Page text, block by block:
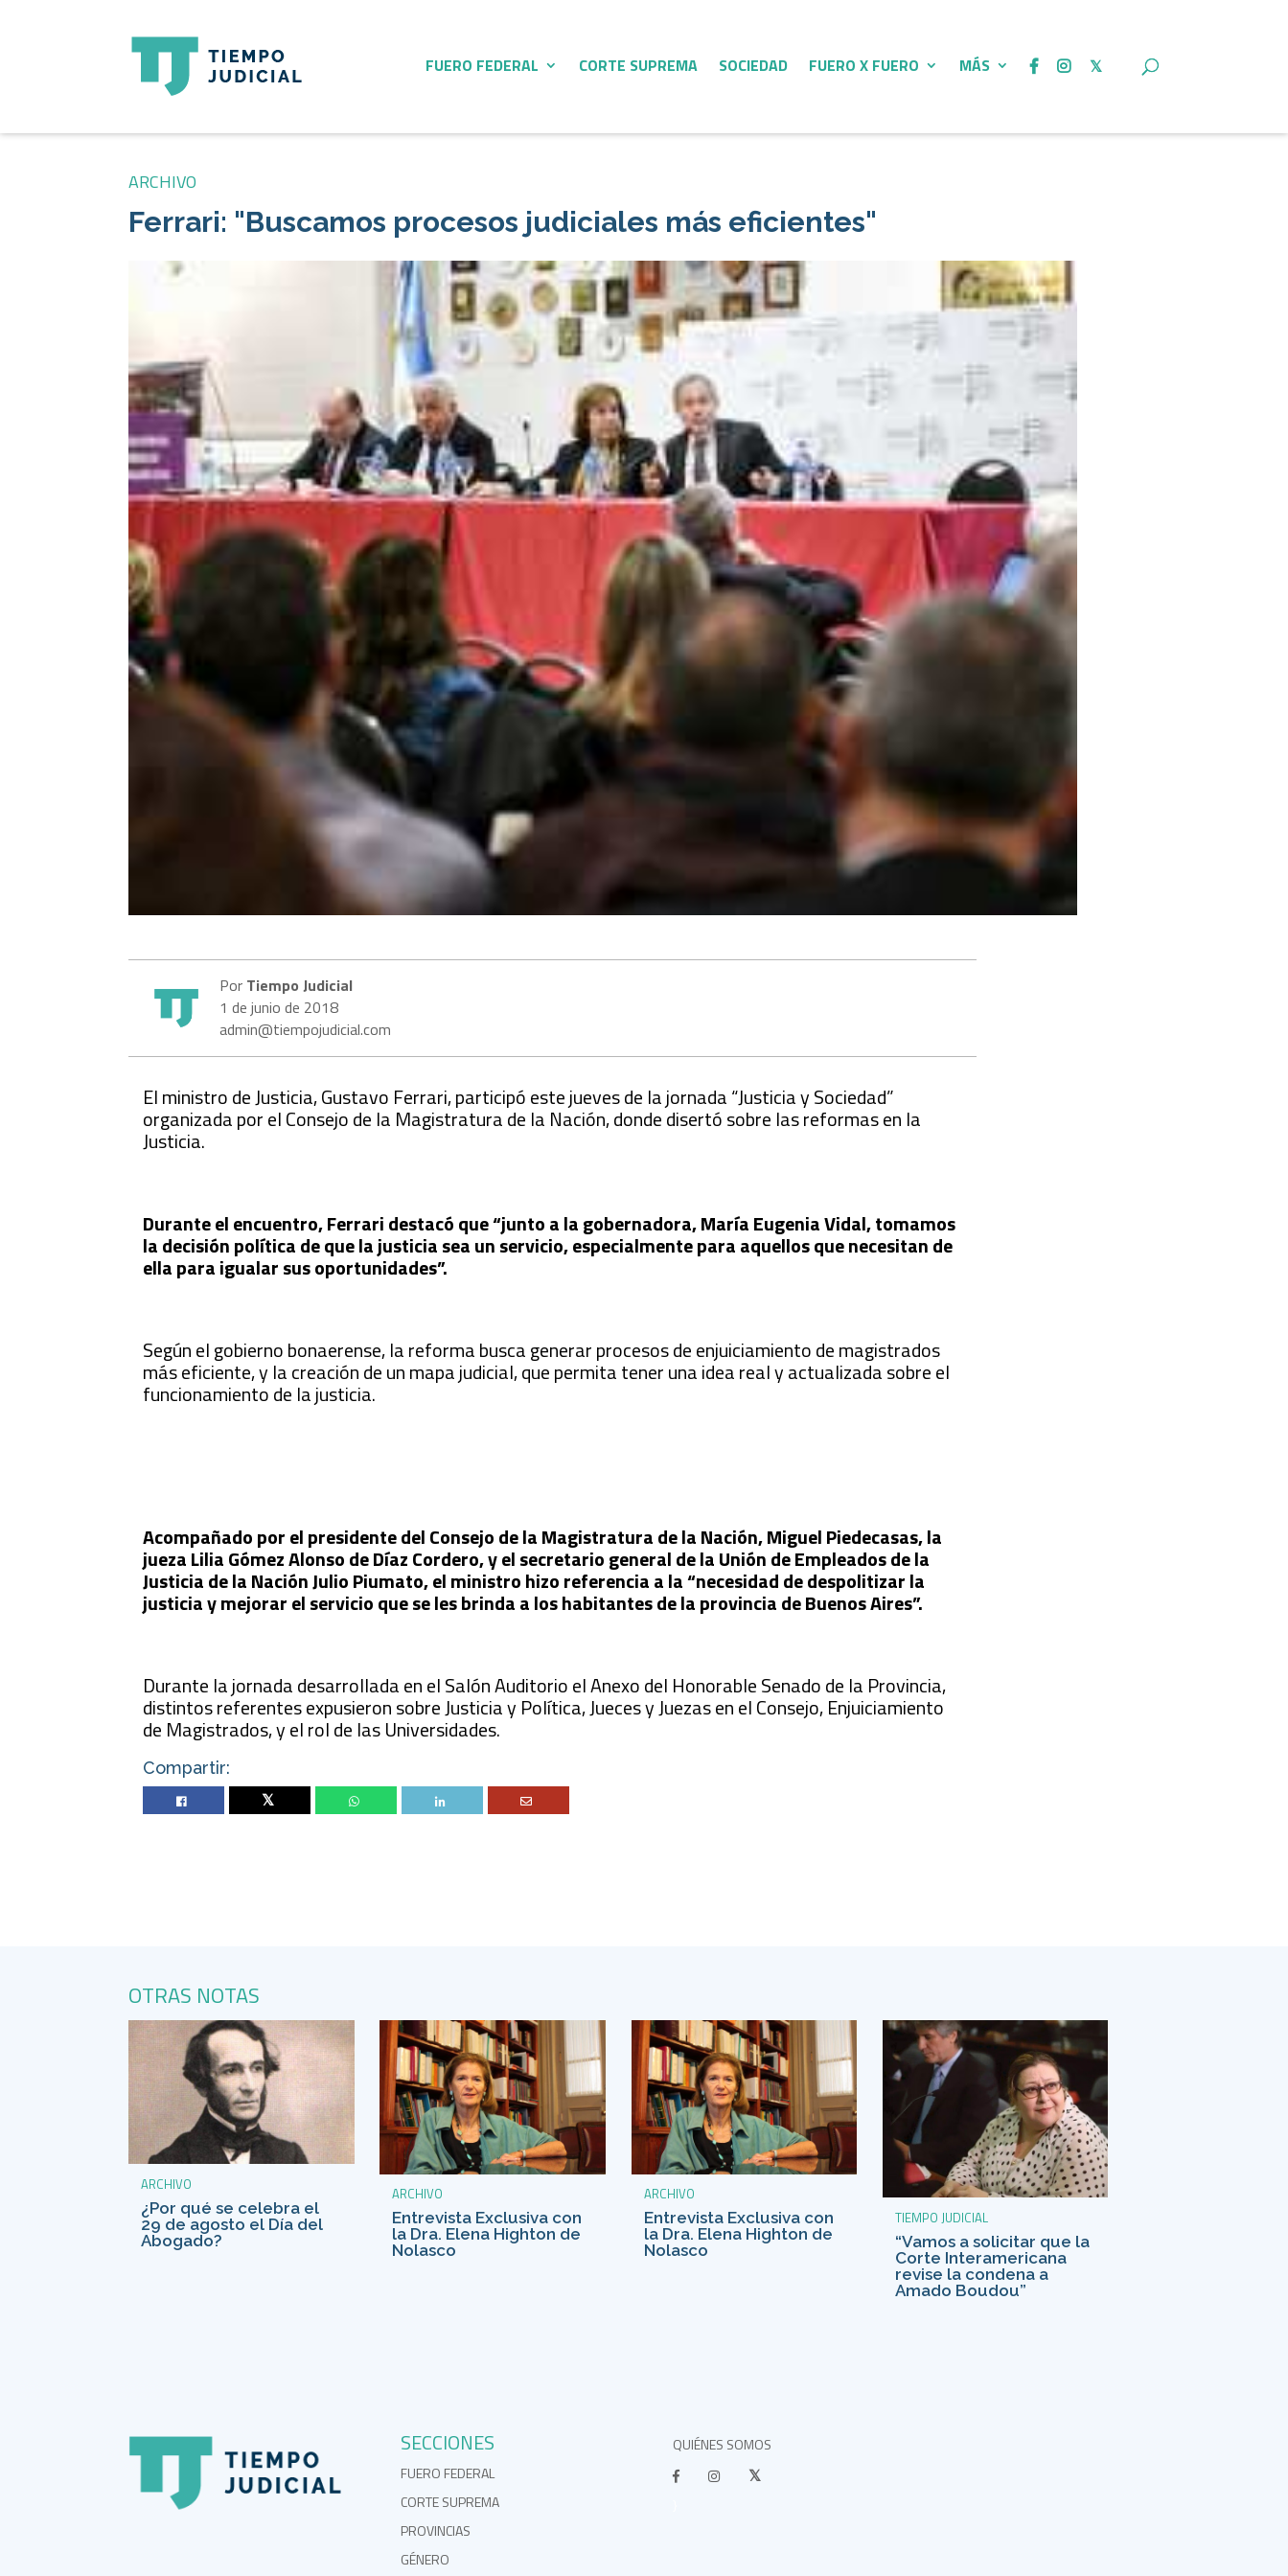
FUERO FEDERAL CORTE SUPREMA SOCIEDAD FUERO X FUERO MÁS
ARCHIVO
Ferrari: "Buscamos procesos judiciales más eficientes"
Por Tiempo Judicial
1 de junio de 2018
admin@tiempojudicial.com
El ministro de Justicia, Gustavo Ferrari, participó este jueves de la jornada “Justicia y Sociedad”
organizada por el Consejo de la Magistratura de la Nación, donde disertó sobre las reformas en la
Justicia.
Durante el encuentro, Ferrari destacó que “junto a la gobernadora, María Eugenia Vidal, tomamos
la decisión política de que la justicia sea un servicio, especialmente para aquellos que necesitan de
ella para igualar sus oportunidades”.
Según el gobierno bonaerense, la reforma busca generar procesos de enjuiciamiento de magistrados
más eficiente, y la creación de un mapa judicial, que permita tener una idea real y actualizada sobre el
funcionamiento de la justicia.
Acompañado por el presidente del Consejo de la Magistratura de la Nación, Miguel Piedecasas, la
jueza Lilia Gómez Alonso de Díaz Cordero, y el secretario general de la Unión de Empleados de la
Justicia de la Nación Julio Piumato, el ministro hizo referencia a la “necesidad de despolitizar la
justicia y mejorar el servicio que se les brinda a los habitantes de la provincia de Buenos Aires”.
Durante la jornada desarrollada en el Salón Auditorio el Anexo del Honorable Senado de la Provincia,
distintos referentes expusieron sobre Justicia y Política, Jueces y Juezas en el Consejo, Enjuiciamiento
de Magistrados, y el rol de las Universidades.
Compartir:
Twitter
OTRAS NOTAS
ARCHIVO
¿Por qué se celebra el
29 de agosto el Día del
Abogado?
ARCHIVO
Entrevista Exclusiva con
la Dra. Elena Highton de
Nolasco
ARCHIVO
Entrevista Exclusiva con
la Dra. Elena Highton de
Nolasco
TIEMPO JUDICIAL
“Vamos a solicitar que la
Corte Interamericana
revise la condena a
Amado Boudou”
SECCIONES
FUERO FEDERAL
CORTE SUPREMA
PROVINCIAS
GÉNERO
QUIÉNES SOMOS